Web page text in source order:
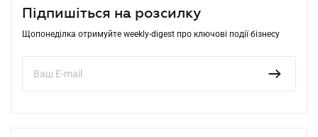
Підпишіться на розсилку
Щопонеділка отримуйте weekly-digest про ключові події бізнесу